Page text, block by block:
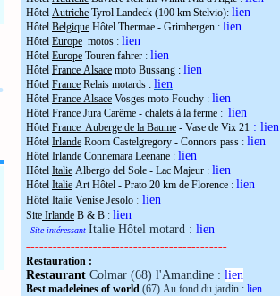
Hôtel Autriche Tyrol Landeck (100 km Stelvio): lien
Hôtel Belgique Hôtel Thermae - Grimbergen : lien
Hôtel Europe motos : lien
Hôtel Europe Touren fahrer : lien
Hôtel France Alsace moto Bussang : lien
Hôtel France Relais motards : lien
Hôtel France Alsace Vosges moto Fouchy : lien
Hôtel France Jura Carême - chalets à la ferme : lien
Hôtel France Auberge de la Baume - Vase de Vix 21 : lien
Hôtel Irlande Room Castelgregory - Connors pass : lien
Hôtel Irlande Connemara Leenane : lien
Hôtel Italie Albergo del Sole - Lac Majeur : lien
Hôtel Italie Art Hôtel - Prato 20 km de Florence : lien
Hôtel Italie Venise Jesolo : lien
Site Irlande B & B : lien
Site intéressant Italie Hôtel motard : lien
---------------------------------------------
Restauration :
Restaurant Colmar (68) l'Amandine : lien
Best madeleines of world (67) Au fond du jardin : lien